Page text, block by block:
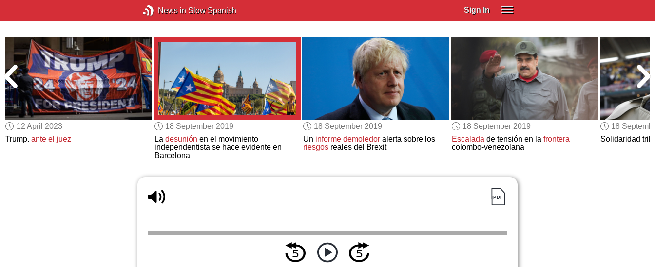
News in Slow Spanish Sign In
Spanish (Spain)
Spanish (Latino)
SUBSCRIBE
EDUCATIONAL LICENSES
GIFT CARDS
OTHER LANGUAGES
ABOUT US
12 April 2023
Trump,ante el juez
18 September 2019
La desunión en el movimiento
independentista se hace evidente en
Barcelona
18 September 2019
Un informe demoledoralerta sobre los
riesgosreales del Brexit
18 September 2019
Escaladade tensión en la frontera
colombo-venezolana
18
Solidaridad